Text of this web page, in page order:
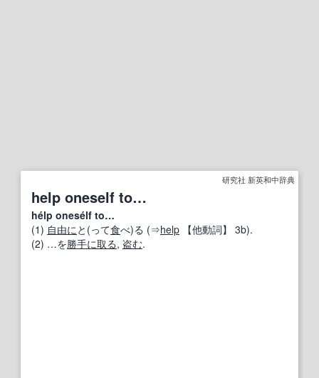
研究社 新英和中辞典
help oneself to…
hélp onesélf to…
(1) 自由に と(って食べ)る (⇒help 【他動詞】 3b).
(2) …を勝手に取る, 盗む.